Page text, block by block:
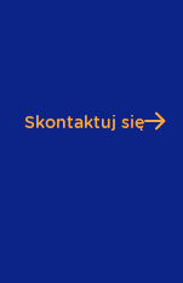
Skontaktuj się